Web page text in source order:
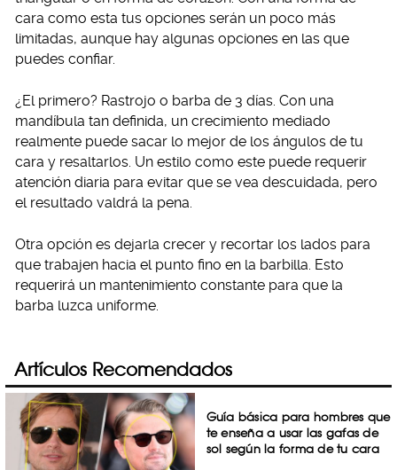
cara como esta tus opciones serán un poco más
limitadas, aunque hay algunas opciones en las que
puedes confiar.
¿El primero? Rastrojo o barba de 3 días. Con una
mandíbula tan definida, un crecimiento mediado
realmente puede sacar lo mejor de los ángulos de tu
cara y resaltarlos. Un estilo como este puede requerir
atención diaria para evitar que se vea descuidada, pero
el resultado valdrá la pena.
Otra opción es dejarla crecer y recortar los lados para
que trabajen hacia el punto fino en la barbilla. Esto
requerirá un mantenimiento constante para que la
barba luzca uniforme.
Artículos Recomendados
Guía básica para hombres que
te enseña a usar las gafas de
sol según la forma de tu cara